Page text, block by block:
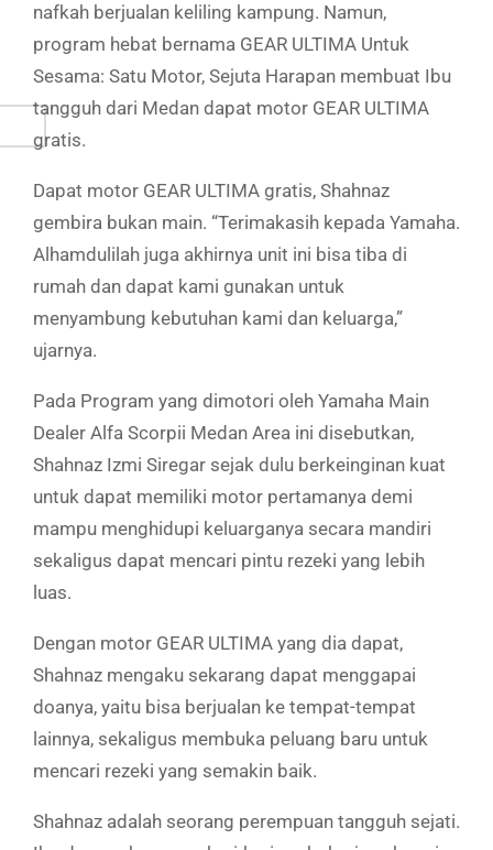
nafkah berjualan keliling kampung. Namun,
program hebat bernama GEAR ULTIMA Untuk
Sesama: Satu Motor, Sejuta Harapan membuat Ibu
tangguh dari Medan dapat motor GEAR ULTIMA
gratis.
Dapat motor GEAR ULTIMA gratis, Shahnaz
gembira bukan main. “Terimakasih kepada Yamaha.
Alhamdulilah juga akhirnya unit ini bisa tiba di
rumah dan dapat kami gunakan untuk
menyambung kebutuhan kami dan keluarga,”
ujarnya.
Pada Program yang dimotori oleh Yamaha Main
Dealer Alfa Scorpii Medan Area ini disebutkan,
Shahnaz Izmi Siregar sejak dulu berkeinginan kuat
untuk dapat memiliki motor pertamanya demi
mampu menghidupi keluarganya secara mandiri
sekaligus dapat mencari pintu rezeki yang lebih
luas.
Dengan motor GEAR ULTIMA yang dia dapat,
Shahnaz mengaku sekarang dapat menggapai
doanya, yaitu bisa berjualan ke tempat-tempat
lainnya, sekaligus membuka peluang baru untuk
mencari rezeki yang semakin baik.
Shahnaz adalah seorang perempuan tangguh sejati.